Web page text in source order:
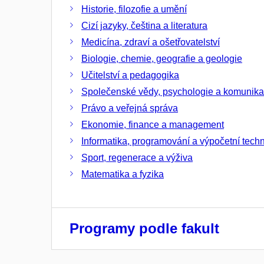
Historie, filozofie a umění
Cizí jazyky, čeština a literatura
Medicína, zdraví a ošetřovatelství
Biologie, chemie, geografie a geologie
Učitelství a pedagogika
Společenské vědy, psychologie a
Právo a veřejná správa
Ekonomie, finance a management
Informatika, programování a výpočetní
Sport, regenerace a výživa
Matematika a fyzika
Programy podle fakult